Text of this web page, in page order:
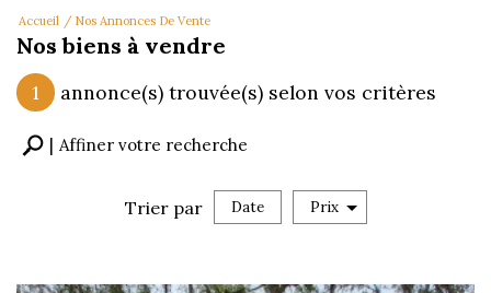
Accueil Nos Annonces De Vente
Nos biens à vendre
1 annonce(s) trouvée(s) selon vos critères
Affiner votre recherche
Trier par Date Prix